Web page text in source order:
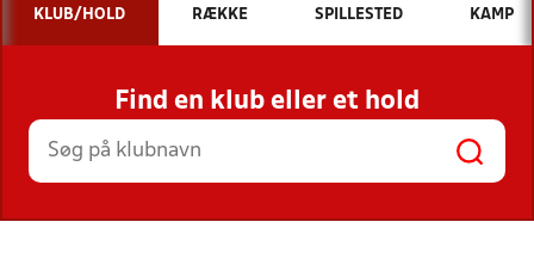
Hvad vil du søge efter?
INDHOLD OG NYHEDER
STILLINGER, RESULTATER, KLUBBER OG
HOLD
KLUB/HOLD RÆKKE SPILLESTED KAMP
Find en klub eller et hold